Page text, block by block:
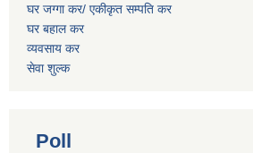
घर जग्गा कर/ एकीकृत सम्पति कर
घर बहाल कर
व्यवसाय कर
सेवा शुल्क
Poll